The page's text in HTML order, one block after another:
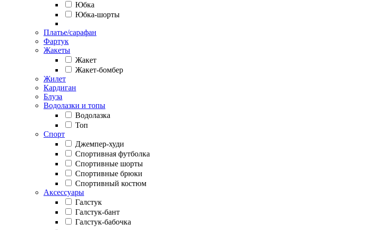
Юбка
Юбка-шорты
Платье/сарафан
Фартук
Жакеты
Жакет
Жакет-бомбер
Жилет
Кардиган
Блуза
Водолазки и топы
Водолазка
Топ
Спорт
Джемпер-худи
Спортивная футболка
Спортивные шорты
Спортивные брюки
Спортивный костюм
Аксессуары
Галстук
Галстук-бант
Галстук-бабочка